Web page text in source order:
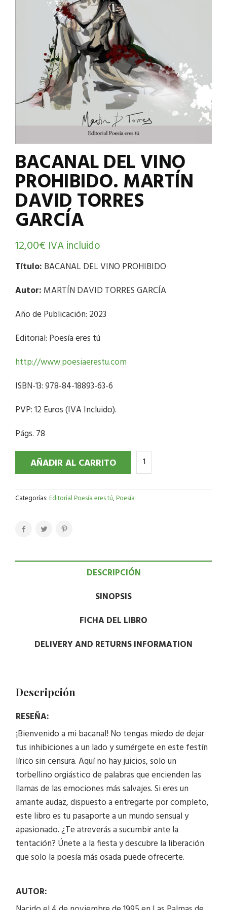
BACANAL DEL VINO
PROHIBIDO. MARTÍN
DAVID TORRES
GARCÍA
12,00€ IVA incluido
Título: BACANAL DEL VINO PROHIBIDO
Autor: MARTÍN DAVID TORRES GARCÍA
Año de Publicación: 2023
Editorial: Poesía eres tú
http://www.poesiaerestu.com
ISBN-13: 978-84-18893-63-6
PVP: 12 Euros (IVA Incluido).
Págs. 78
AÑADIR AL CARRITO
Categorías:Editorial Poesía eres tú,Poesía
DESCRIPCIÓN
SINOPSIS
FICHA DEL LIBRO
DELIVERY AND RETURNS INFORMATION
Descripción
RESEÑA:
¡Bienvenido a mi bacanal! No tengas miedo de dejar
tus inhibiciones a un lado y sumérgete en este festín
lírico sin censura. Aquí no hay juicios, solo un
torbellino orgiástico de palabras que encienden las
llamas de las emociones más salvajes. Si eres un
amante audaz, dispuesto a entregarte por completo,
este libro es tu pasaporte a un mundo sensual y
apasionado. ¿Te atreverás a sucumbir ante la
tentación? Únete a la fiesta y descubre la liberación
que solo la poesía más osada puede ofrecerte.
AUTOR: